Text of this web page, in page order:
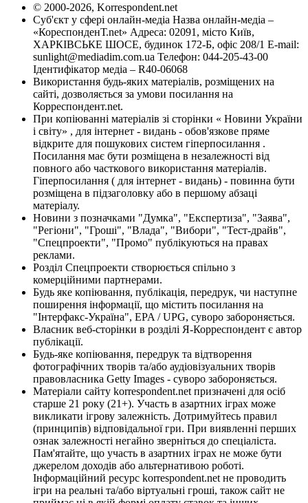
© 2000-2026, Korrespondent.net
Суб'єкт у сфері онлайн-медіа Назва онлайн-медіа –
«КореспонденТ.net» Адреса: 02091, місто Київ,
ХАРКІВСЬКЕ ШОСЕ, будинок 172-Б, офіс 208/1 E-mail:
sunlight@mediadim.com.ua Телефон: 044-205-43-00
Ідентифікатор медіа – R40-06068
Використання будь-яких матеріалів, розміщених на
сайті, дозволяється за умови посилання на
Корреспондент.net.
При копіюванні матеріалів зі сторінки « Новини України
і світу» , для інтернет - видань - обов'язкове пряме
відкрите для пошукових систем гіперпосилання .
Посилання має бути розміщена в незалежності від
повного або часткового використання матеріалів.
Гіперпосилання ( для інтернет - видань) - повинна бути
розміщена в підзаголовку або в першому абзаці
матеріалу.
Новини з позначками "Думка", "Експертиза", "Заява",
"Регіони", "Гроші", "Влада", "Вибори", "Тест-драйв",
"Спецпроекти", "Промо" публікуються на правах
реклами.
Розділ Спецпроекти створюється спільно з
комерційними партнерами.
Будь яке копіювання, публікація, передрук, чи наступне
поширення інформації, що містить посилання на
"Інтерфакс-Україна", EPA / UPG, суворо забороняється.
Власник веб-сторінки в розділі Я-Корреспондент є автор
публікації.
Будь-яке копіювання, передрук та відтворення
фотографічних творів та/або аудіовізуальних творів
правовласника Getty Images - суворо забороняється.
Матеріали сайту korrespondent.net призначені для осіб
старше 21 року (21+). Участь в азартних іграх може
викликати ігрову залежність. Дотримуйтесь правил
(принципів) відповідальної гри. При виявленні перших
ознак залежності негайно зверніться до спеціаліста.
Пам'ятайте, що участь в азартних іграх не може бути
джерелом доходів або альтернативою роботі.
Інформаційний ресурс korrespondent.net не проводить
ігри на реальні та/або віртуальні гроші, також сайт не